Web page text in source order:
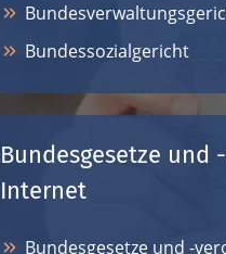
Bundessozialgericht
Bundesgesetze und
Internet
Bundesgesetze und -